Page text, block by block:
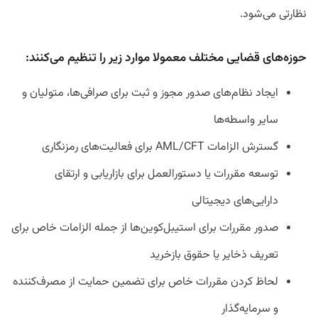
نظارتی می‌شود.
حوزه‌های قضایی مختلف معمولا موارد زیر را تنظیم می‌کنند:
ایجاد نظام‌های صدور مجوز و ثبت برای صرافی‌ها، متولیان و
سایر واسطه‌ها
گسترش الزامات AML/CFT برای فعالیت‌های رمزنگاری
توسعه مقررات یا دستورالعمل‌ برای بازاریابی و ارتقای
دارایی‌های دیجیتالی
صدور مقررات برای استیبل‌کوین‌ها از جمله الزامات خاص برای
تعریف ذخایر یا حقوق بازخرید
لحاظ کردن مقررات خاص برای تضمین حمایت از مصرف‌کننده
و سرمایه‌گذار